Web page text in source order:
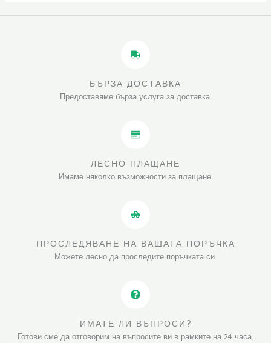
БЪРЗА ДОСТАВКА
Предоставяме бърза услуга за доставка.
ЛЕСНО ПЛАЩАНЕ
Имаме няколко възможности за плащане.
ПРОСЛЕДЯВАНЕ НА ВАШАТА ПОРЪЧКА
Можете лесно да проследите поръчката си.
ИМАТЕ ЛИ ВЪПРОСИ?
Готови сме да отговорим на въпросите ви в рамките на 24 часа.